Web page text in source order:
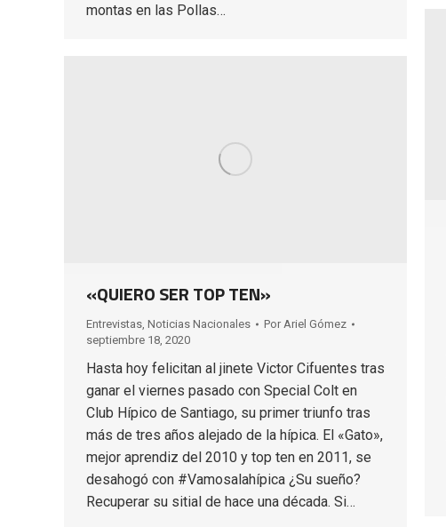
montas en las Pollas…
«QUIERO SER TOP TEN»
Entrevistas, Noticias Nacionales Por Ariel Gómez
septiembre 18, 2020
Hasta hoy felicitan al jinete Victor Cifuentes tras
ganar el viernes pasado con Special Colt en
Club Hípico de Santiago, su primer triunfo tras
más de tres años alejado de la hípica. El «Gato»,
mejor aprendiz del 2010 y top ten en 2011, se
desahogó con #Vamosalahípica ¿Su sueño?
Recuperar su sitial de hace una década. Si…